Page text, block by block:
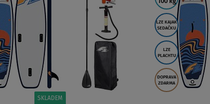
SKLADEM
100 kg
LZE KAJAK
SEDAČKU
LZE
PLACHTU
DOPRAVA
ZDARMA